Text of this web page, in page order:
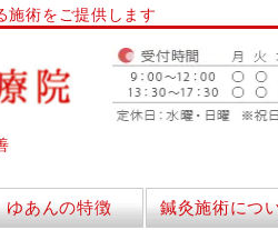
施術をご提供します
ゆあんの特徴 鍼灸施術につ